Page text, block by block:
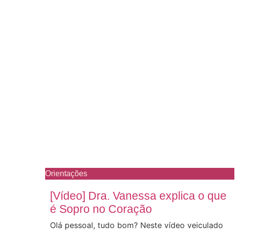
Orientações
[Vídeo] Dra. Vanessa explica o que
é Sopro no Coração
Olá pessoal, tudo bom? Neste vídeo veiculado